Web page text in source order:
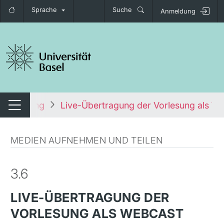
Sprache Suche Anmeldung
umschalten
Navigation umschaltenLive-Übertragung der Vorlesung als
MEDIEN AUFNEHMEN UND TEILEN
3.6
LIVE-ÜBERTRAGUNG DER
VORLESUNG ALS WEBCAST